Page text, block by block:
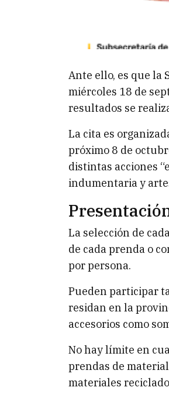
Ante ello, es que la
miércoles 18 de
resultados se
La cita es
próximo 8 de
distintas acciones
indumentaria y
La selección de
de cada prenda o
por persona.
Pueden participar
residan en la
accesorios como
No hay límite en
prendas de
materiales